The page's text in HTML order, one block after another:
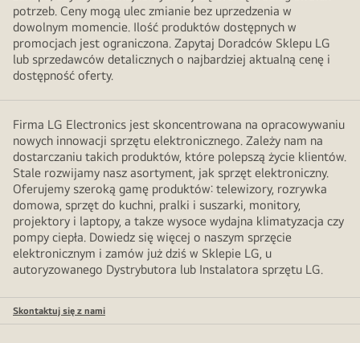
potrzeb. Ceny mogą ulec zmianie bez uprzedzenia w
dowolnym momencie. Ilość produktów dostępnych w
promocjach jest ograniczona. Zapytaj Doradców Sklepu LG
lub sprzedawców detalicznych o najbardziej aktualną cenę i
dostępność oferty.
Firma LG Electronics jest skoncentrowana na opracowywaniu
nowych innowacji sprzętu elektronicznego. Zależy nam na
dostarczaniu takich produktów, które polepszą życie klientów.
Stale rozwijamy nasz asortyment, jak sprzęt elektroniczny.
Oferujemy szeroką gamę produktów: telewizory, rozrywka
domowa, sprzęt do kuchni, pralki i suszarki, monitory,
projektory i laptopy, a takze wysoce wydajna klimatyzacja czy
pompy ciepła. Dowiedz się więcej o naszym sprzęcie
elektronicznym i zamów już dziś w Sklepie LG, u
autoryzowanego Dystrybutora lub Instalatora sprzętu LG.
Skontaktuj się z nami